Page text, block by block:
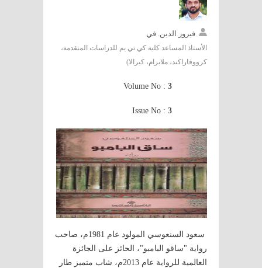
فيروز الدين. في
الأستاذ المساعد كلية كي تي يم للدراسات المتقدمة،
كرووفاراكند، ملابرام، كيرالا)
Volume No : 3
Issue No : 3
سعود السنعوسي المولود عام 1981م، صاحب
رواية "ساقو البامبو"، الحائز على الجائزة
العالمية للرواية عام 2013م، شاب متميز طار